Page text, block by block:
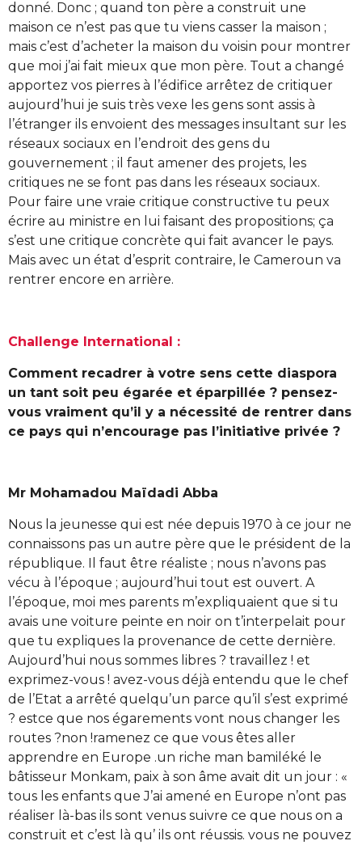
donné. Donc ; quand ton père a construit une
maison ce n’est pas que tu viens casser la maison ;
mais c’est d’acheter la maison du voisin pour montrer
que moi j’ai fait mieux que mon père. Tout a changé
apportez vos pierres à l’édifice arrêtez de critiquer
aujourd’hui je suis très vexe les gens sont assis à
l’étranger ils envoient des messages insultant sur les
réseaux sociaux en l’endroit des gens du
gouvernement ; il faut amener des projets, les
critiques ne se font pas dans les réseaux sociaux.
Pour faire une vraie critique constructive tu peux
écrire au ministre en lui faisant des propositions; ça
s’est une critique concrète qui fait avancer le pays.
Mais avec un état d’esprit contraire, le Cameroun va
rentrer encore en arrière.
Challenge International :
Comment recadrer à votre sens cette diaspora
un tant soit peu égarée et éparpillée ? pensez-
vous vraiment qu’il y a nécessité de rentrer dans
ce pays qui n’encourage pas l’initiative privée ?
Mr Mohamadou Maïdadi Abba
Nous la jeunesse qui est née depuis 1970 à ce jour ne
connaissons pas un autre père que le président de la
république. Il faut être réaliste ; nous n’avons pas
vécu à l’époque ; aujourd’hui tout est ouvert. A
l’époque, moi mes parents m’expliquaient que si tu
avais une voiture peinte en noir on t’interpelait pour
que tu expliques la provenance de cette dernière.
Aujourd’hui nous sommes libres ? travaillez ! et
exprimez-vous ! avez-vous déjà entendu que le chef
de l’Etat a arrêté quelqu’un parce qu’il s’est exprimé
? estce que nos égarements vont nous changer les
routes ?non !ramenez ce que vous êtes aller
apprendre en Europe .un riche man bamiléké le
bâtisseur Monkam, paix à son âme avait dit un jour : «
tous les enfants que J’ai amené en Europe n’ont pas
réaliser là-bas ils sont venus suivre ce que nous on a
construit et c’est là qu’ ils ont réussis. vous ne pouvez